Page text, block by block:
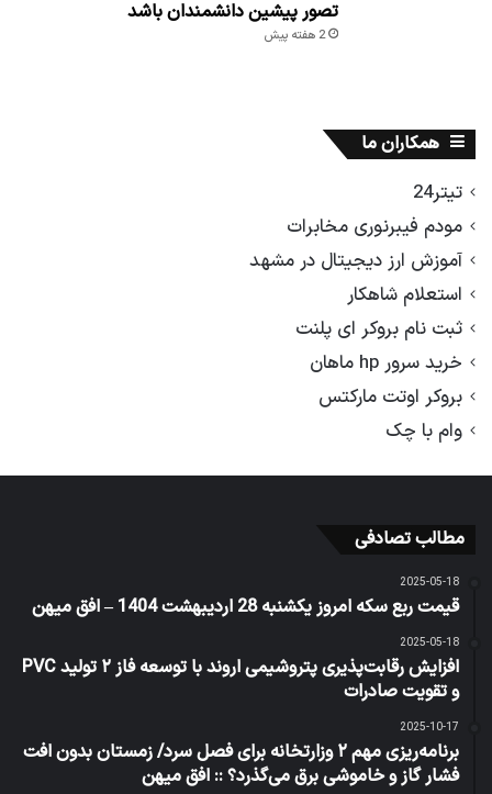
تصور پیشین دانشمندان باشد
2 هفته پیش
همکاران ما
تیتر24
مودم فیبرنوری مخابرات
آموزش ارز دیجیتال در مشهد
استعلام شاهکار
ثبت نام بروکر ای پلنت
خرید سرور hp ماهان
بروکر اوتت مارکتس
وام با چک
مطالب تصادفی
2025-05-18
قیمت ربع سکه امروز یکشنبه 28 اردیبهشت 1404 – افق میهن
2025-05-18
افزایش رقابت‌پذیری پتروشیمی اروند با توسعه فاز ۲ تولید PVC
و تقویت صادرات
2025-10-17
برنامه‌ریزی مهم ۲ وزارتخانه برای فصل سرد/ زمستان بدون افت
فشار گاز و خاموشی برق می‌گذرد؟ :: افق میهن